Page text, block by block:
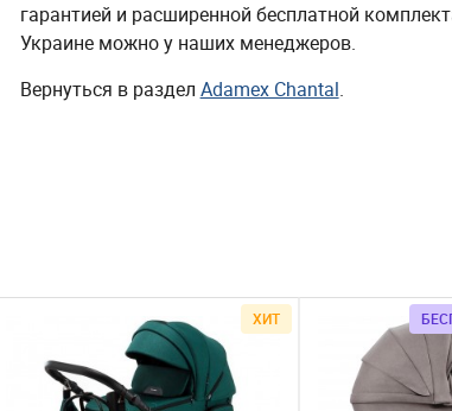
гарантией и расширенной бесплатной
Украине можно у наших менеджеров.
Вернуться в раздел Adamex Chantal.
ХИТ